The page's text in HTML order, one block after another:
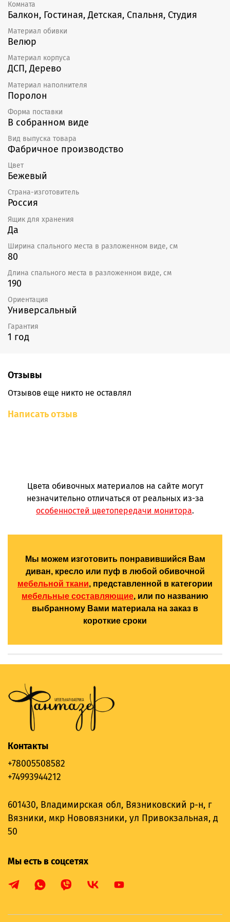
Комната
Балкон, Гостиная, Детская, Спальня, Студия
Материал обивки
Велюр
Материал корпуса
ДСП, Дерево
Материал наполнителя
Поролон
Форма поставки
В собранном виде
Вид выпуска товара
Фабричное производство
Цвет
Бежевый
Страна-изготовитель
Россия
Ящик для хранения
Да
Ширина спального места в разложенном виде, см
80
Длина спального места в разложенном виде, см
190
Ориентация
Универсальный
Гарантия
1 год
Отзывы
Отзывов еще никто не оставлял
Написать отзыв
Цвета обивочных материалов на сайте могут
незначительно отличаться от реальных из-за
особенностей цветопередачи монитора.
Мы можем изготовить понравившийся Вам
диван, кресло или пуф в любой обивочной
мебельной ткани, представленной в категории
мебельные составляющие, или по названию
выбранному Вами материала на заказ в
короткие сроки
Контакты
+78005508582
+74993944212
601430, Владимирская обл, Вязниковский р-н, г
Вязники, мкр Нововязники, ул Привокзальная, д
50
Мы есть в соцсетях